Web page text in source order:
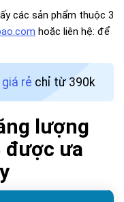
các sản phẩm thuộc 3
hoặc liên hệ: để
rẻ chỉ từ 390k
lượng
được ưa